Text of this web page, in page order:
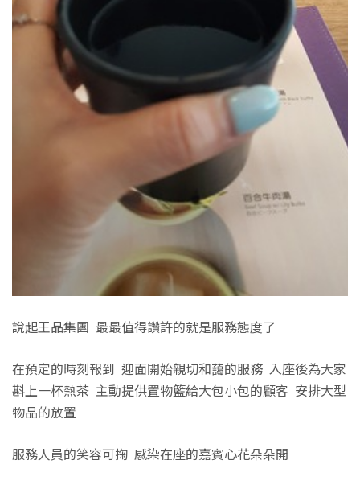
說起王品集團 最最值得讚許的就是服務態度了
在預定的時刻報到 迎面開始親切和藹的服務 入座後為大家
斟上一杯熱茶 主動提供置物籃給大包小包的顧客 安排大型
物品的放置
服務人員的笑容可掬 感染在座的嘉賓心花朵朵開